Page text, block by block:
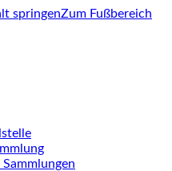
springenZum Fußbereich